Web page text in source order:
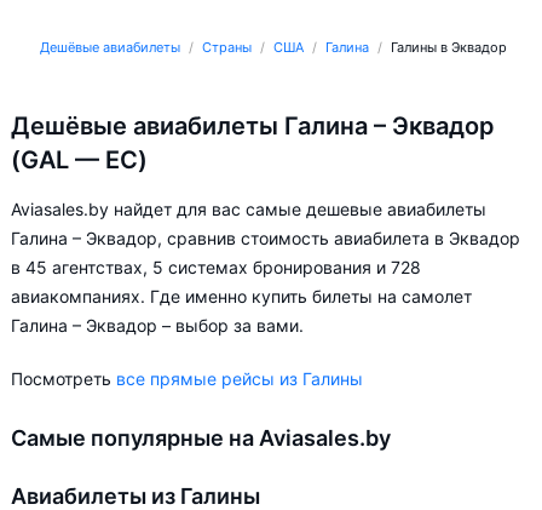
Дешёвые авиабилеты Страны США Галина Галины в Эквадор
Дешёвые авиабилеты Галина – Эквадор
(GAL — EC)
Aviasales.by найдет для вас самые дешевые авиабилеты
Галина – Эквадор, сравнив стоимость авиабилета в Эквадор
в 45 агентствах, 5 системах бронирования и 728
авиакомпаниях. Где именно купить билеты на самолет
Галина – Эквадор – выбор за вами.
Посмотреть все прямые рейсы из Галины
Самые популярные на Aviasales.by
Авиабилеты из Галины